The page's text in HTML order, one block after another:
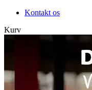
Kontakt os
Kurv